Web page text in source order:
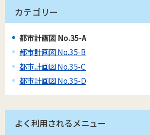
カテゴリー
都市計画図 No.35-A
都市計画図 No.35-B
都市計画図 No.35-C
都市計画図 No.35-D
よく利用されるメニュー